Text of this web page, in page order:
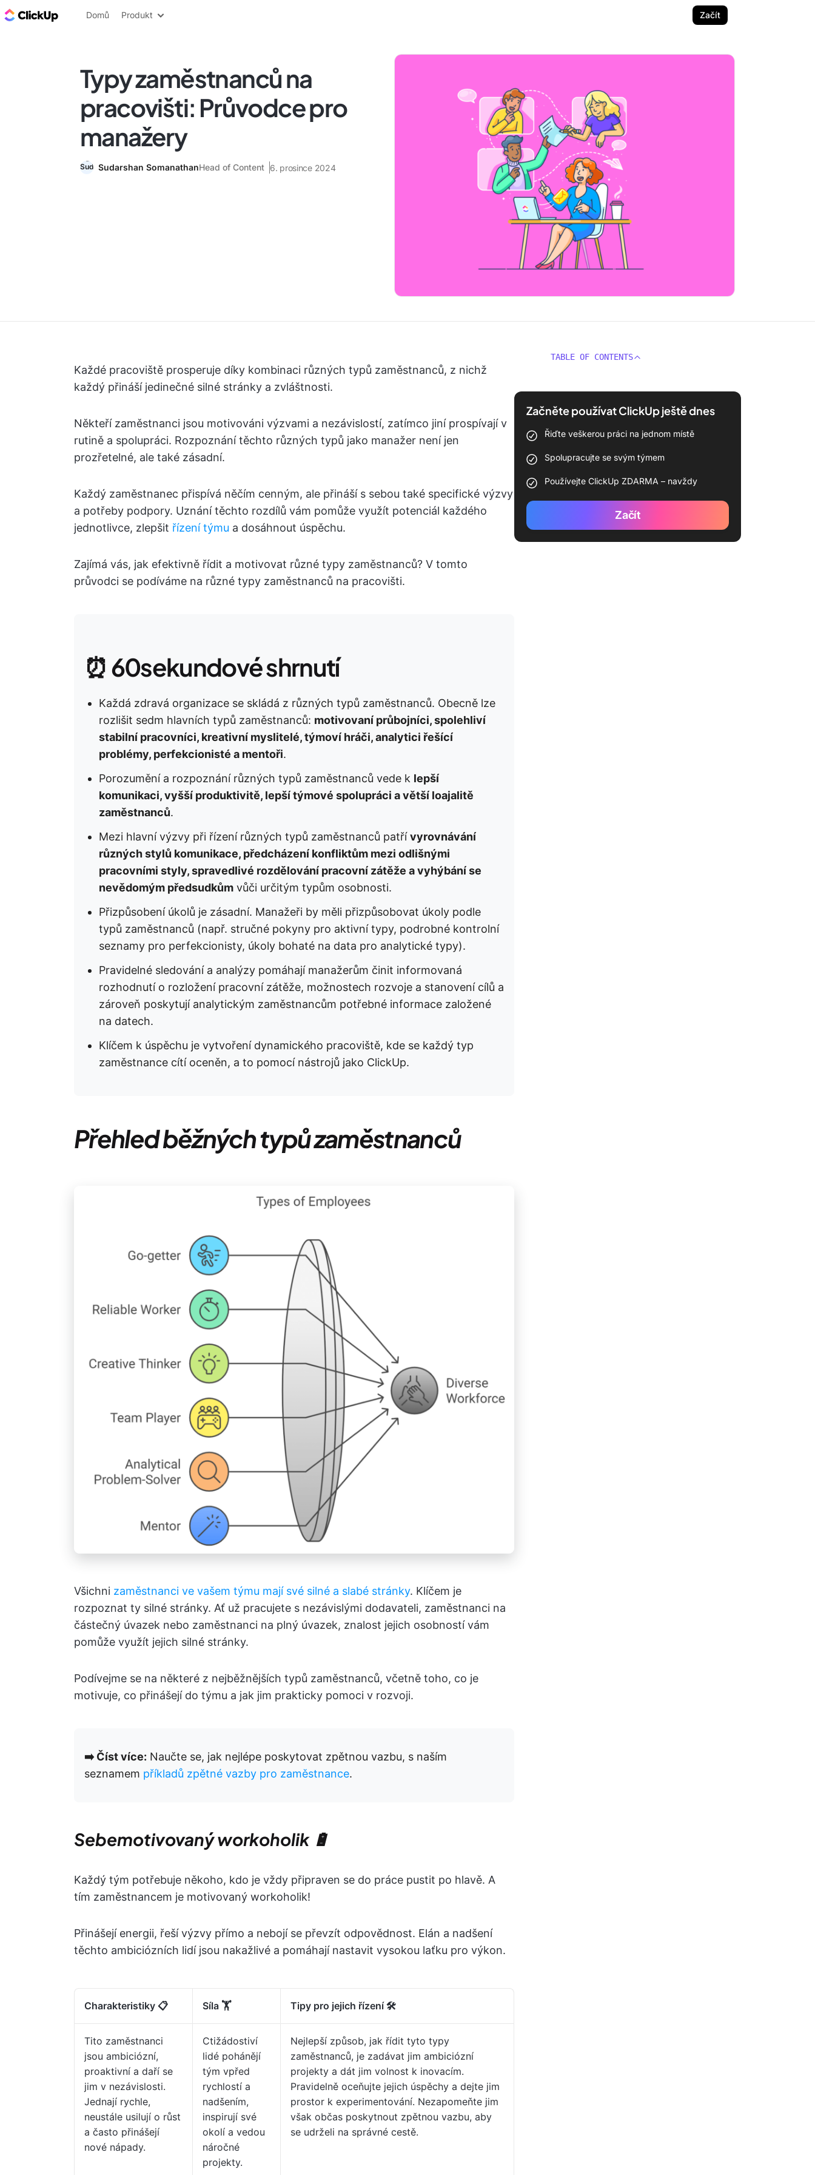
ClickUp blog
Domů Produkt Začít
Typy zaměstnanců na
pracovišti: Průvodce pro
manažery
Sudarshan SomanathanHead of Content 6. prosince 2024
Každé pracoviště prosperuje díky kombinaci různých typů zaměstnanců, z nichž
každý přináší jedinečné silné stránky a zvláštnosti.
Někteří zaměstnanci jsou motivováni výzvami a nezávislostí, zatímco jiní prospívají v
rutině a spolupráci. Rozpoznání těchto různých typů jako manažer není jen
prozřetelné, ale také zásadní.
Každý zaměstnanec přispívá něčím cenným, ale přináší s sebou také specifické výzvy
a potřeby podpory. Uznání těchto rozdílů vám pomůže využít potenciál každého
jednotlivce, zlepšit řízení týmu a dosáhnout úspěchu.
Zajímá vás, jak efektivně řídit a motivovat různé typy zaměstnanců? V tomto
průvodci se podíváme na různé typy zaměstnanců na pracovišti.
⏰ 60sekundové shrnutí
Každá zdravá organizace se skládá z různých typů zaměstnanců. Obecně lze
rozlišit sedm hlavních typů zaměstnanců: motivovaní průbojníci, spolehliví
stabilní pracovníci, kreativní myslitelé, týmoví hráči, analytici řešící
problémy, perfekcionisté a mentoři.
Porozumění a rozpoznání různých typů zaměstnanců vede k lepší
komunikaci, vyšší produktivitě, lepší týmové spolupráci a větší loajalitě
zaměstnanců.
Mezi hlavní výzvy při řízení různých typů zaměstnanců patřívyrovnávání
různých stylů komunikace, předcházení konfliktům mezi odlišnými
pracovními styly, spravedlivé rozdělování pracovní zátěže a vyhýbání se
nevědomým předsudkům vůči určitým typům osobnosti.
Přizpůsobení úkolů je zásadní. Manažeři by měli přizpůsobovat úkoly podle
typů zaměstnanců (např. stručné pokyny pro aktivní typy, podrobné kontrolní
seznamy pro perfekcionisty, úkoly bohaté na data pro analytické typy).
Pravidelné sledování a analýzy pomáhají manažerům činit informovaná
rozhodnutí o rozložení pracovní zátěže, možnostech rozvoje a stanovení cílů a
zároveň poskytují analytickým zaměstnancům potřebné informace založené
na datech.
Klíčem k úspěchu je vytvoření dynamického pracoviště, kde se každý typ
zaměstnance cítí oceněn, a to pomocí nástrojů jako ClickUp.
Přehled běžných typů zaměstnanců
Všichni zaměstnanci ve vašem týmu mají své silné a slabé stránky. Klíčem je
rozpoznat ty silné stránky. Ať už pracujete s nezávislými dodavateli, zaměstnanci na
částečný úvazek nebo zaměstnanci na plný úvazek, znalost jejich osobností vám
pomůže využít jejich silné stránky.
Podívejme se na některé z nejběžnějších typů zaměstnanců, včetně toho, co je
motivuje, co přinášejí do týmu a jak jim prakticky pomoci v rozvoji.
➡️ Číst více: Naučte se, jak nejlépe poskytovat zpětnou vazbu, s naším
seznamem příkladů zpětné vazby pro zaměstnance.
Sebemotivovaný workoholik 🔋
Každý tým potřebuje někoho, kdo je vždy připraven se do práce pustit po hlavě. A
tím zaměstnancem je motivovaný workoholik!
Přinášejí energii, řeší výzvy přímo a nebojí se převzít odpovědnost. Elán a nadšení
těchto ambiciózních lidí jsou nakažlivé a pomáhají nastavit vysokou laťku pro výkon.
Charakteristiky 📋 Síla 🏋 Tipy pro jejich řízení 🛠️
Tito zaměstnanci
jsou ambiciózní,
proaktivní a daří se
jim v nezávislosti.
Jednají rychle,
neustále usilují o růst
a často přinášejí
nové nápady.
Ctižádostiví
lidé pohánějí
tým vpřed
rychlostí a
nadšením,
inspirují své
okolí a vedou
náročné
projekty.
Nejlepší způsob, jak řídit tyto typy
zaměstnanců, je zadávat jim ambiciózní
projekty a dát jim volnost k inovacím.
Pravidelně oceňujte jejich úspěchy a dejte jim
prostor k experimentování. Nezapomeňte jim
však občas poskytnout zpětnou vazbu, aby
se udrželi na správné cestě.
TABLE OF CONTENTS
Začněte používat ClickUp ještě dnes
Řiďte veškerou práci na jednom místě
Spolupracujte se svým týmem
Používejte ClickUp ZDARMA – navždy
Začít